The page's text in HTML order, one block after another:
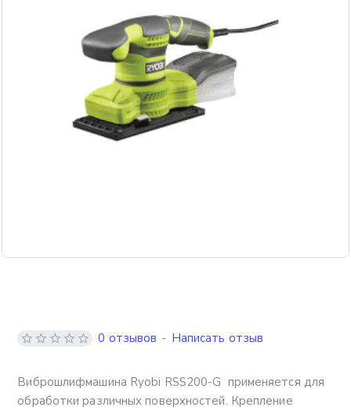
Виброшлифмашина Ryobi RSS200-G применяется для
обработки различных поверхностей. Крепление
0 отзывов - Написать отзыв